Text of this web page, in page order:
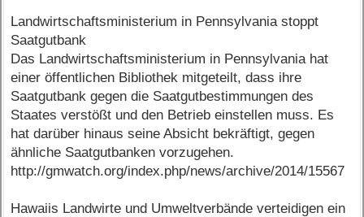
Landwirtschaftsministerium in Pennsylvania stoppt
Saatgutbank
Das Landwirtschaftsministerium in Pennsylvania hat
einer öffentlichen Bibliothek mitgeteilt, dass ihre
Saatgutbank gegen die Saatgutbestimmungen des
Staates verstößt und den Betrieb einstellen muss. Es
hat darüber hinaus seine Absicht bekräftigt, gegen
ähnliche Saatgutbanken vorzugehen.
http://gmwatch.org/index.php/news/archive/2014/15567
Hawaiis Landwirte und Umweltverbände verteidigen ein